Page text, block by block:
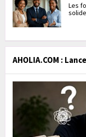
Les
AHOLIA.COM :